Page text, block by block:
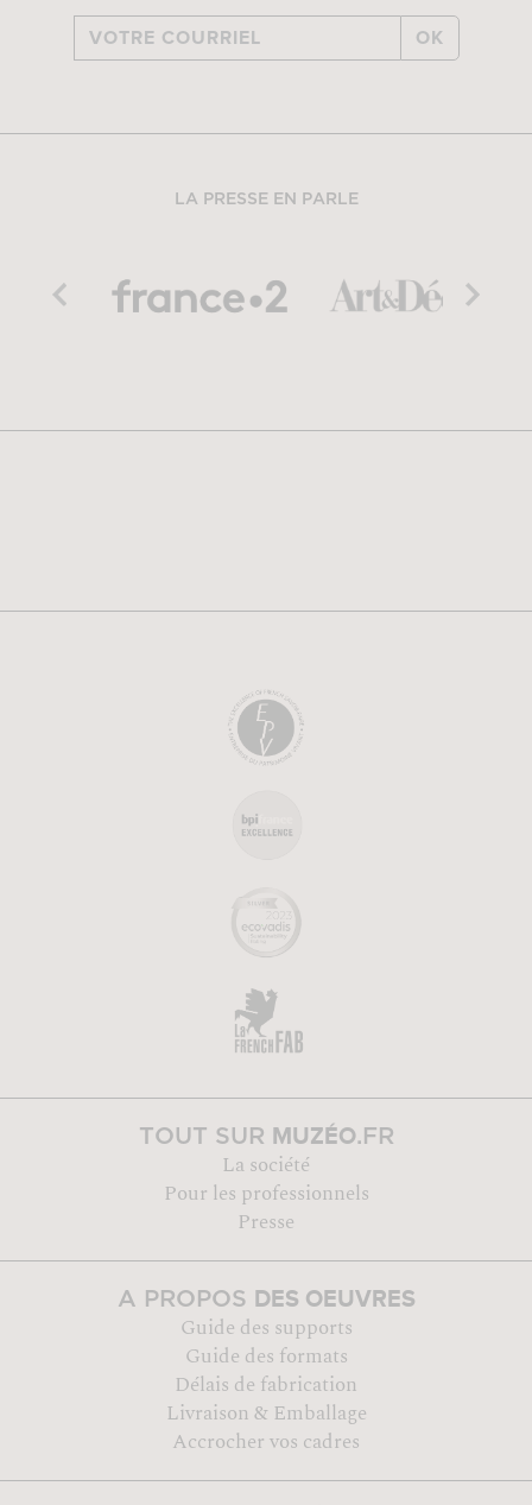
OK
LA PRESSE EN PARLE
TOUT SUR MUZÉO.FR
La société
Pour les professionnels
Presse
A PROPOS DES OEUVRES
Guide des supports
Guide des formats
Délais de fabrication
Livraison & Emballage
Accrocher vos cadres